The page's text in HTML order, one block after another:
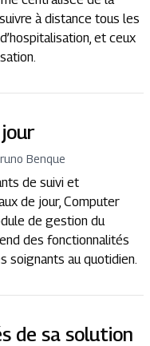
à distance tous les
et ceux
Benque
de suivi et
de jour, Computer
de gestion du
des fonctionnalités
soignants au quotidien.
de sa solution